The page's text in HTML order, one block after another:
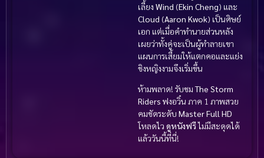
เลี้ยง Wind (Ekin Cheng) และ
Cloud (Aaron Kwok) เป็นศิษย์
เอก แต่เมื่อคำทำนายส่วนหลัง
เผยว่าทั้งคู่จะเป็นผู้ทำลายเขา
แผนการเสี้ยมให้แตกคอและแย่ง
ชิงหญิงงามจึงเริ่มขึ้น
ห้ามพลาด! รับชมThe Storm
Riders ฟงอวิ๋น ภาค 1 ภาพสวย
คมชัดระดับ Master Full HD
โหลดไว ดูหนังฟรีไม่มีสะดุดได้
แล้ววันนี้ที่นี่!